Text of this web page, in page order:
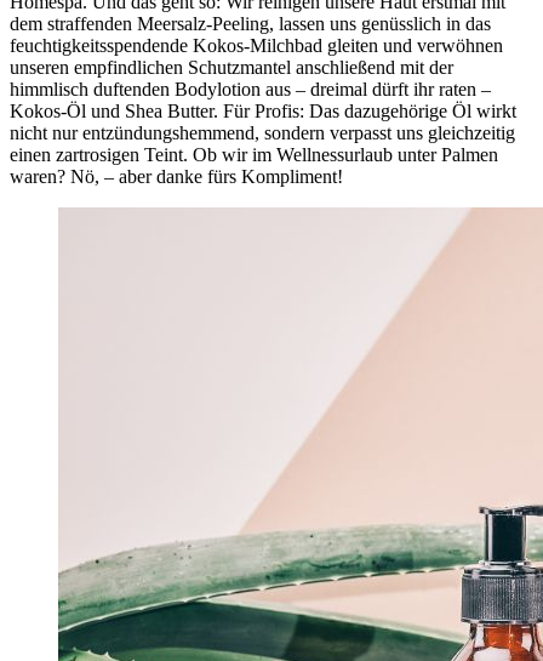
dem straffenden Meersalz-Peeling, lassen uns genüsslich in das
feuchtigkeitsspendende Kokos-Milchbad gleiten und verwöhnen
unseren empfindlichen Schutzmantel anschließend mit der
himmlisch duftenden Bodylotion aus – dreimal dürft ihr raten –
Kokos-Öl und Shea Butter. Für Profis: Das dazugehörige Öl wirkt
nicht nur entzündungshemmend, sondern verpasst uns gleichzeitig
einen zartrosigen Teint. Ob wir im Wellnessurlaub unter Palmen
waren? Nö, – aber danke fürs Kompliment!